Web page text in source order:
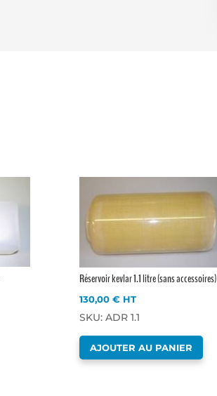
Réservoir kevlar 1.1 litre (sans accessoires)
130,00€ HT
SKU: ADR 1.1
AJOUTER AU PANIER